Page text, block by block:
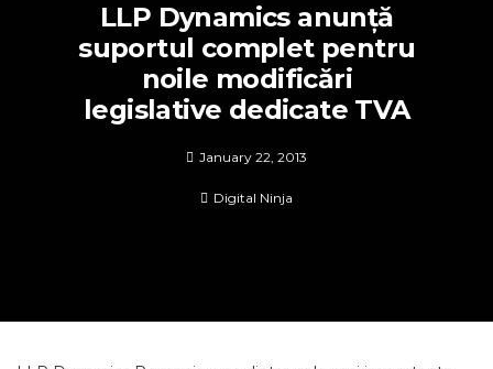
LLP Dynamics anunță
suportul complet pentru
noile modificări
legislative dedicate TVA
January 22, 2013
Digital Ninja